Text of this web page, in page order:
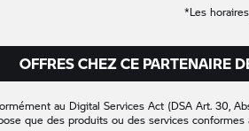
*Les
OFFRES CHEZ CE PARTENAIRE
au Digital Services Act (DSA Art. 30,
que des produits ou des services